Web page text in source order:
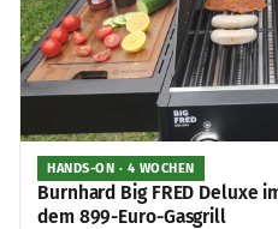
HANDS-ON · 4 WOCHEN
Burnhard Big FRED Deluxe
dem 899-Euro-Gasgrill